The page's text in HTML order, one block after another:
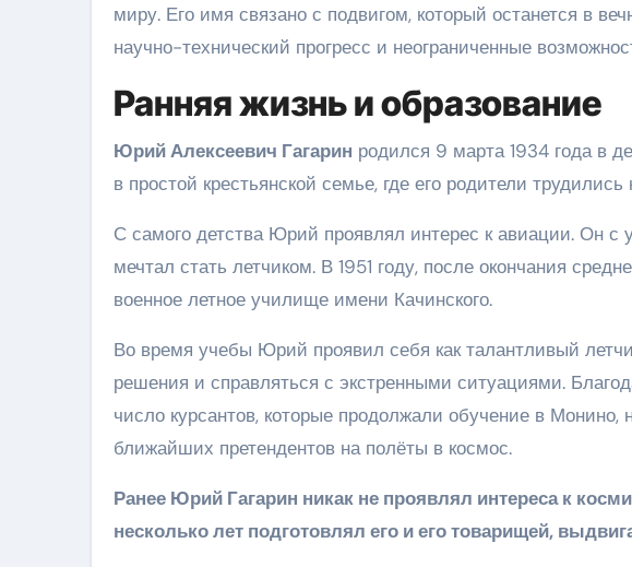
миру. Его имя связано с подвигом, который останется в
научно-технический прогресс и неограниченные
Ранняя жизнь и образование
Юрий Алексеевич Гагарин родился 9 марта 1934 года в
в простой крестьянской семье, где его родители трудились
С самого детства Юрий проявлял интерес к авиации. Он с
мечтал стать летчиком. В 1951 году, после окончания
военное летное училище имени Качинского.
Во время учебы Юрий проявил себя как талантливый
решения и справляться с экстренными ситуациями.
число курсантов, которые продолжали обучение в Монино,
ближайших претендентов на полёты в космос.
Ранее Юрий Гагарин никак не проявлял интереса к
несколько лет подготовлял его и его товарищей,